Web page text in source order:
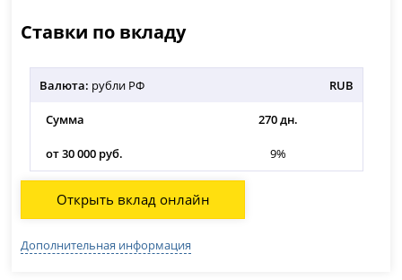
Ставки по вкладу
Валюта: рубли РФ RUB
Сумма 270 дн.
от 30 000 руб. 9%
Открыть вклад онлайн
Дополнительная информация